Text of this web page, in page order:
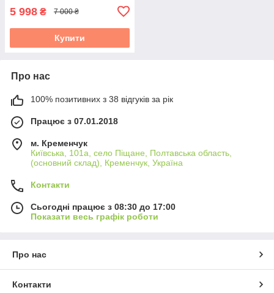
5 998 ₴ 7 000 ₴
Купити
Про нас
100% позитивних з 38 відгуків за рік
Працює з 07.01.2018
м. Кременчук
Київська, 101а, село Піщане, Полтавська область,
(основний склад), Кременчук, Україна
Контакти
Сьогодні працює з 08:30 до 17:00
Показати весь графік роботи
Про нас
Контакти